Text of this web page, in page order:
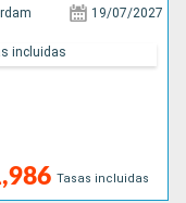
19/07/2027
Tasas incluidas
incluidas